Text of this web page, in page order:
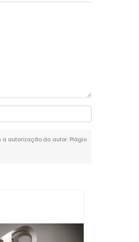
autorização do autor. Plágio